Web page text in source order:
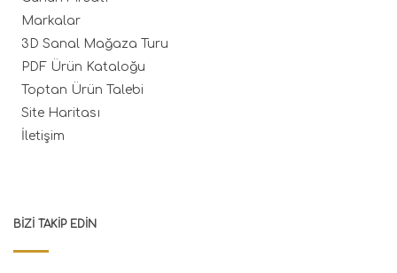
Markalar
3D Sanal Mağaza Turu
PDF Ürün Kataloğu
Toptan Ürün Talebi
Site Haritası
İletişim
BIZI TAKIP EDIN